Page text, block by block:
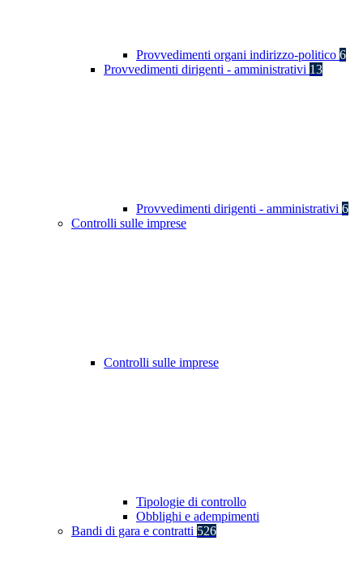
Provvedimenti organi indirizzo-politico 6
Provvedimenti dirigenti - amministrativi 13
Provvedimenti dirigenti - amministrativi 6
Controlli sulle imprese
Controlli sulle imprese
Tipologie di controllo
Obblighi e adempimenti
Bandi di gara e contratti 526